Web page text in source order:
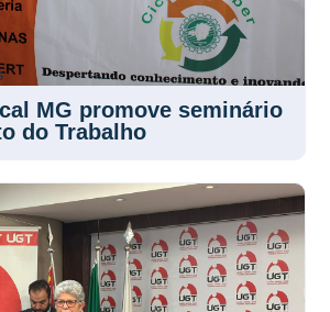
MG promove seminário
do Trabalho